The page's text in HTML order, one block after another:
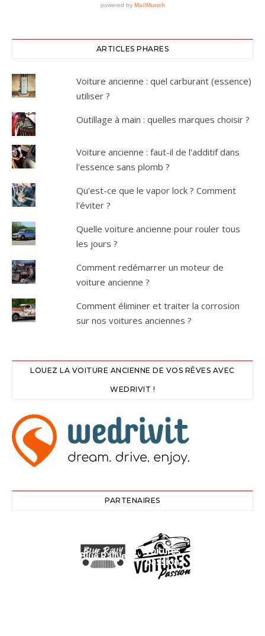
ARTICLES PHARES
Voiture ancienne : quel carburant (essence)
utiliser ?
Outillage à main : quelles marques choisir ?
Voiture ancienne : faut-il de l'additif dans
l'essence sans plomb ?
Qu'est-ce que le vapor lock ? Comment
l'éviter ?
Quelle voiture ancienne pour rouler tous
les jours ?
Comment redémarrer un moteur de
voiture ancienne ?
Comment éliminer et traiter la corrosion
sur nos voitures anciennes ?
LOUEZ LA VOITURE ANCIENNE DE VOS RÊVES AVEC
WEDRIVIT !
PARTENAIRES
Blue Rallye
Voitures
passion